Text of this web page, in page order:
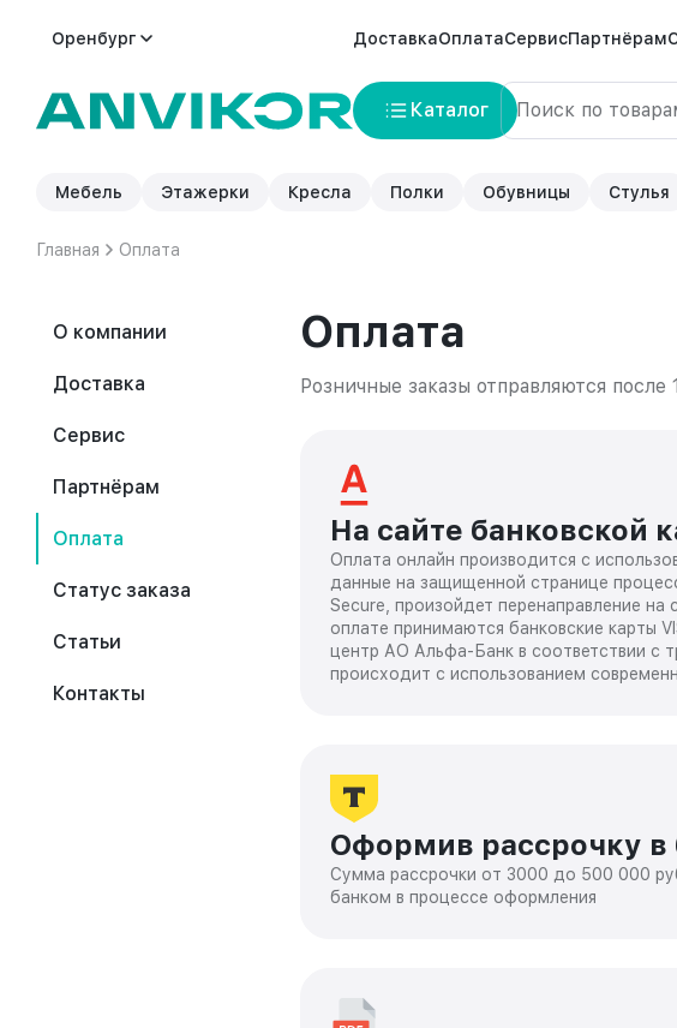
Оренбург ДоставкаОплатаСервисПартнёрам
Каталог
Мебель Этажерки Кресла Полки Обувницы Стулья
Главная Оплата
О компании
Доставка
Сервис
Партнёрам
Оплата
Статус заказа
Статьи
Контакты
Оплата
Розничные заказы отправляются после
На сайте банковской
Оплата онлайн производится с
данные на защищенной странице
Secure, произойдет перенаправление
оплате принимаются банковские карты
центр АО Альфа-Банк в соответствии с
происходит с использованием
Оформив рассрочку в
Сумма рассрочки от 3000 до 500 000
банком в процессе оформления